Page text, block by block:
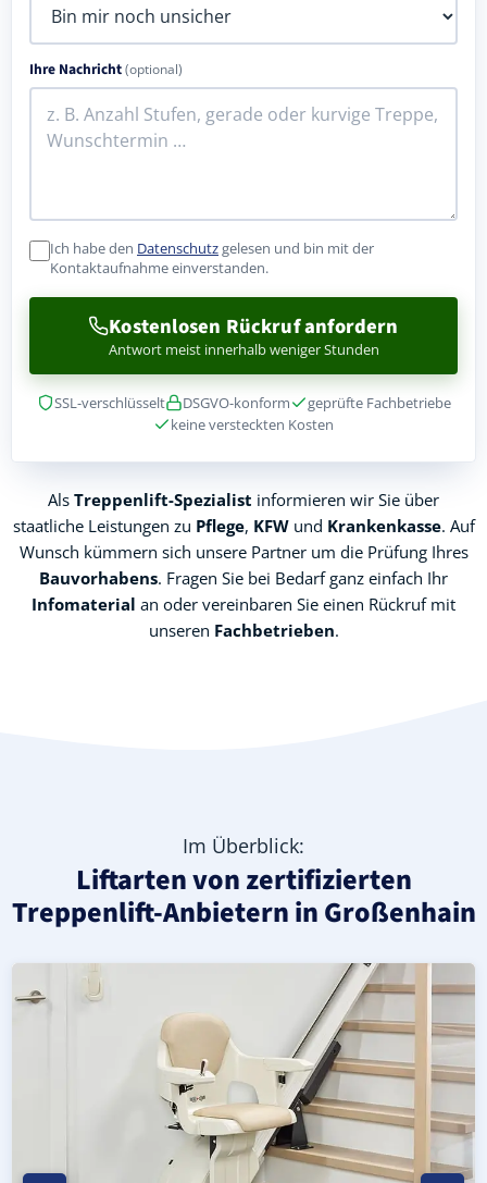
Ihre Nachricht(optional)
Ich habe den Datenschutzgelesen und bin mit der
Kontaktaufnahme einverstanden.
Kostenlosen Rückruf anfordern
Antwort meist innerhalb weniger Stunden
SSL-verschlüsselt DSGVO-konform
geprüfte Fachbetriebe
keine versteckten Kosten
Als Treppenlift-Spezialist informieren wir Sie über
staatliche Leistungen zu Pflege, KFWund Krankenkasse. Auf
Wunsch kümmern sich unsere Partner um die Prüfung Ihres
Bauvorhabens. Fragen Sie bei Bedarf ganz einfach Ihr
Infomaterial an oder vereinbaren Sie einen Rückruf mit
unseren Fachbetrieben.
Im Überblick:
Liftarten von zertifizierten
Treppenlift-Anbietern in Großenhain
Moderner gerader Treppenlift in Großenhain
Geprüfter, gebrauchter Treppenlift für gerade
Neuer Treppenlift für gerade Treppen in Großenhain